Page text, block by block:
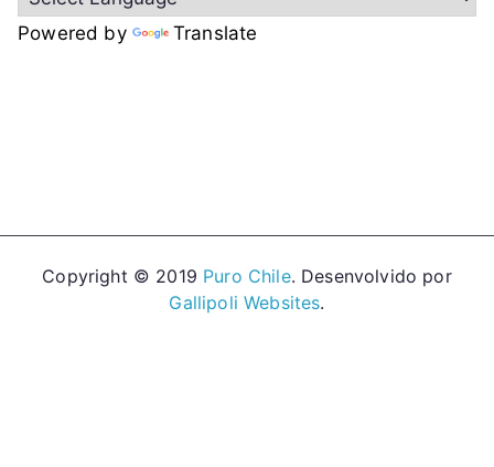
Powered by Translate
Copyright © 2019 Puro Chile. Desenvolvido por
Gallipoli Websites.